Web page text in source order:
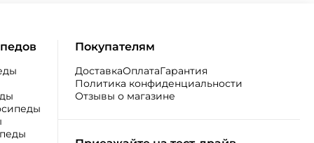
Покупателям
ДоставкаОплатаГарантия
Политика конфиденциальности
Отзывы о магазине